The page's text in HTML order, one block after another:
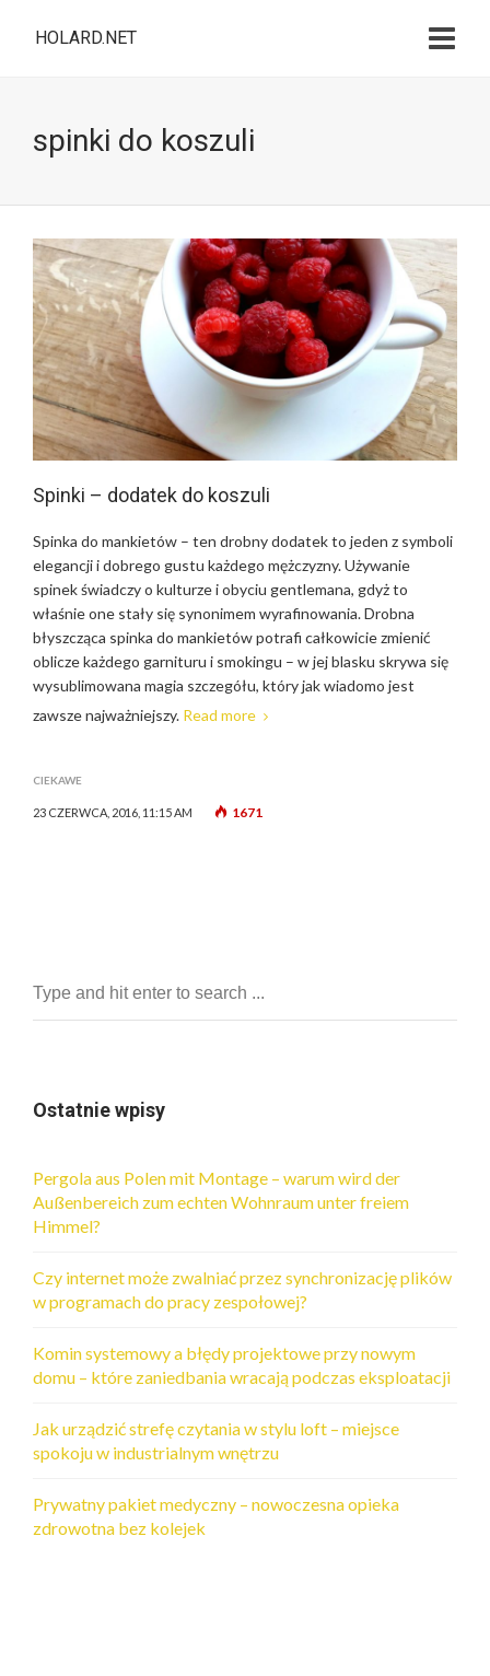
HOLARD.NET
spinki do koszuli
Spinki – dodatek do koszuli
Spinka do mankietów – ten drobny dodatek to jeden z symboli
elegancji i dobrego gustu każdego mężczyzny. Używanie
spinek świadczy o kulturze i obyciu gentlemana, gdyż to
właśnie one stały się synonimem wyrafinowania. Drobna
błyszcząca spinka do mankietów potrafi całkowicie zmienić
oblicze każdego garnituru i smokingu – w jej blasku skrywa się
wysublimowana magia szczegółu, który jak wiadomo jest
zawsze najważniejszy. Read more
CIEKAWE
23 CZERWCA, 2016, 11:15 AM 1671
Ostatnie wpisy
Pergola aus Polen mit Montage – warum wird der
Außenbereich zum echten Wohnraum unter freiem
Himmel?
Czy internet może zwalniać przez synchronizację plików
w programach do pracy zespołowej?
Komin systemowy a błędy projektowe przy nowym
domu – które zaniedbania wracają podczas eksploatacji
Jak urządzić strefę czytania w stylu loft – miejsce
spokoju w industrialnym wnętrzu
Prywatny pakiet medyczny – nowoczesna opieka
zdrowotna bez kolejek